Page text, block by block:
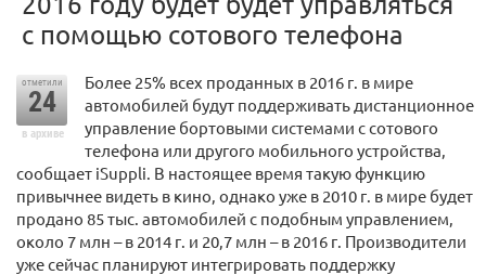
с помощью сотового телефона
отметили
24
в архиве
Более 25% всех проданных в 2016 г. в мире
автомобилей будут поддерживать дистанционное
управление бортовыми системами с сотового
телефона или другого мобильного устройства,
сообщает iSuppli. В настоящее время такую функцию
привычнее видеть в кино, однако уже в 2010 г. в мире будет
продано 85 тыс. автомобилей с подобным управлением,
около 7 млн – в 2014 г. и 20,7 млн – в 2016 г. Производители
уже сейчас планируют интегрировать поддержку